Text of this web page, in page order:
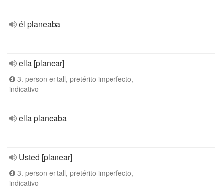
él planeaba
ella [planear]
3. person entall, pretérito imperfecto,
indicativo
ella planeaba
Usted [planear]
3. person entall, pretérito imperfecto,
indicativo